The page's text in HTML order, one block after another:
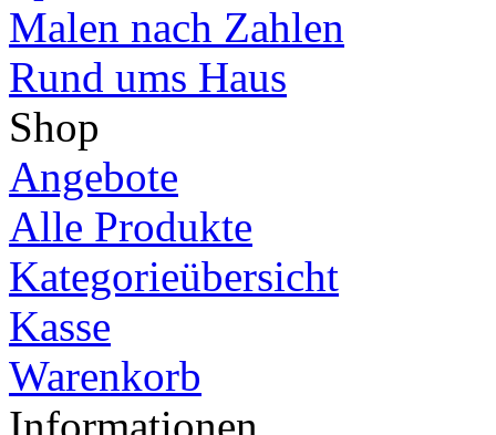
Malen nach Zahlen
Rund ums Haus
Shop
Angebote
Alle Produkte
Kategorieübersicht
Kasse
Warenkorb
Informationen